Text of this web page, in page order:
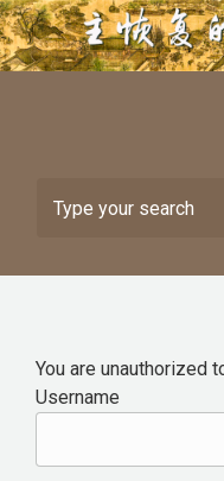
Skip to main content
You are unauthorized
Username